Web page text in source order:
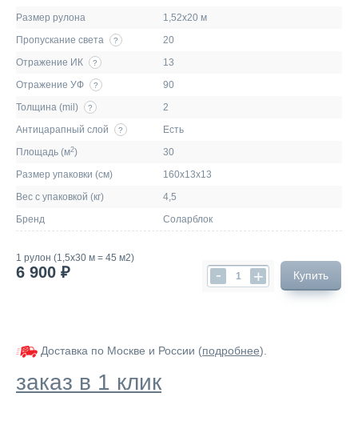
Размер рулона
1,52х20 м
Пропускание света
?
20
Отражение ИК
?
13
Отражение УФ
?
90
Толщина (mil)
?
2
Антицарапный слой
?
Есть
Площадь (м2)
30
Размер упаковки (см)
160х13х13
Вес с упаковкой (кг)
4,5
Бренд
Соларблок
1 рулон (1,5х30 м = 45 м2)
6 900 ₽ - + Купить
Доставка по Москве и России (подробнее).
заказ в 1 клик